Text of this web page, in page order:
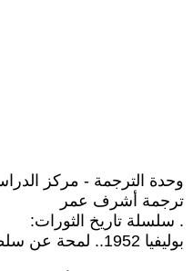
وحدة الترجمة - مركز
ترجمة أشرف عمر
. سلسلة تاريخ الثورات:
بوليفيا 1952.. لمحة عن سلطة العمال